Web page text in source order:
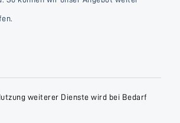
weiterer Dienste wird bei Bedarf
und Freitag